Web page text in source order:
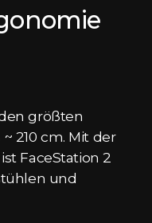
größten
210 cm. Mit der
FaceStation 2
und